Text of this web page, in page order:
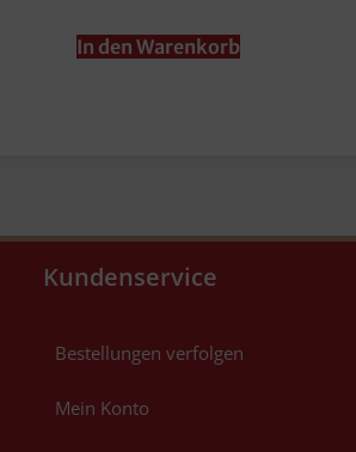
In den Warenkorb
Kundenservice
Bestellungen verfolgen
Mein Konto